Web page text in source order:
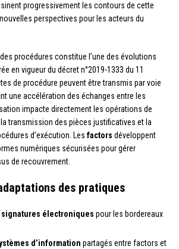
progressivement les contours de cette
perspectives pour les acteurs du
des procédures constitue l’une des évolutions
en vigueur du décret n°2019-1333 du 11
de procédure peuvent être transmis par voie
une accélération des échanges entre les
impacte directement les opérations de
transmission des pièces justificatives et la
d’exécution. Les factors développent
numériques sécurisées pour gérer
de recouvrement.
des pratiques
signatures électroniques pour les bordereaux
d’information partagés entre factors et